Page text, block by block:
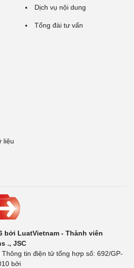
Dịch vụ nội dung
Tổng đài tư vấn
liệu
bởi LuatVietnam - Thành viên
., JSC
tin điện tử tổng hợp số: 692/GP-
bởi